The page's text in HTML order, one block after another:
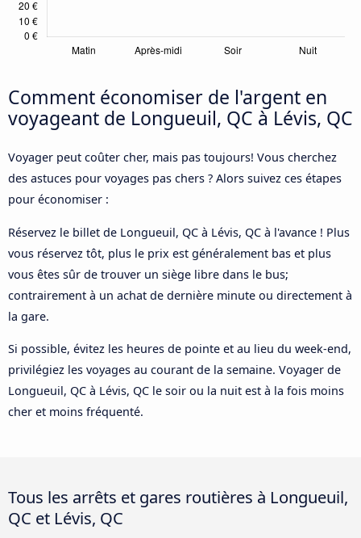
Comment économiser de l'argent en
voyageant de Longueuil, QC à Lévis, QC
Voyager peut coûter cher, mais pas toujours! Vous cherchez
des astuces pour voyages pas chers ? Alors suivez ces étapes
pour économiser :
Réservez le billet de Longueuil, QC à Lévis, QC à l'avance ! Plus
vous réservez tôt, plus le prix est généralement bas et plus
vous êtes sûr de trouver un siège libre dans le bus;
contrairement à un achat de dernière minute ou directement à
la gare.
Si possible, évitez les heures de pointe et au lieu du week-end,
privilégiez les voyages au courant de la semaine. Voyager de
Longueuil, QC à Lévis, QC le soir ou la nuit est à la fois moins
cher et moins fréquenté.
Tous les arrêts et gares routières à Longueuil,
QC et Lévis, QC